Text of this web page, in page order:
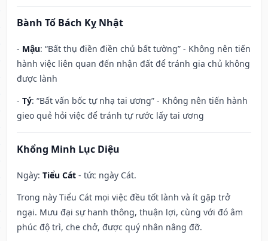
Bành Tổ Bách Kỵ Nhật
- Mậu: “Bất thụ điền điền chủ bất tường” - Không nên tiến
hành việc liên quan đến nhận đất để tránh gia chủ không
được lành
- Tý: “Bất vấn bốc tự nhạ tai ương” - Không nên tiến hành
gieo quẻ hỏi việc để tránh tự rước lấy tai ương
Khổng Minh Lục Diệu
Ngày: Tiểu Cát - tức ngày Cát.
Trong này Tiểu Cát mọi việc đều tốt lành và ít gặp trở
ngại. Mưu đại sự hanh thông, thuận lợi, cùng với đó âm
phúc độ trì, che chở, được quý nhân nâng đỡ.